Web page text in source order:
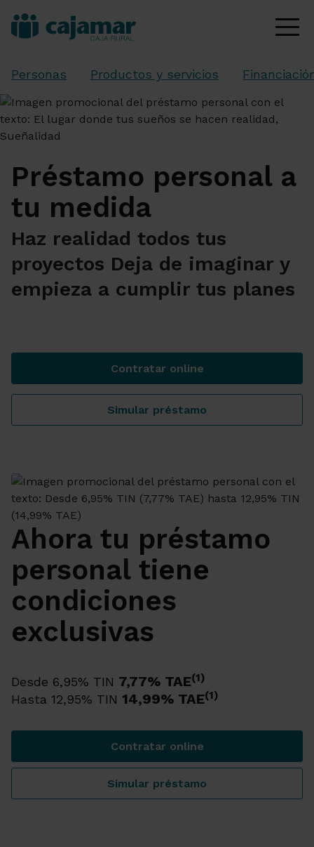
Personas Productos y servicios
Préstamo personal a
tu medida
Haz realidad todos tus
proyectos Deja de imaginar y
empieza a cumplir tus planes
Contratar onlinePréstamo personal a tu
Simular préstamoPréstamo personal a tu
Ahora tu préstamo
personal tiene
condiciones
exclusivas
Desde 6,95% TIN 7,77% TAE(1)
Hasta 12,95% TIN 14,99% TAE(1)
Contratar onlineAhora tu préstamo
Simular préstamoAhora tu préstamo